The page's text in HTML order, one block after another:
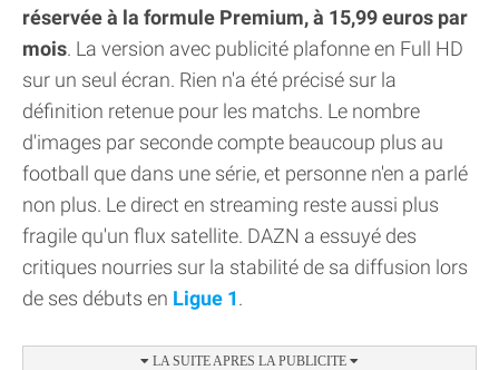
réservée à la formule Premium, à 15,99 euros par
mois. La version avec publicité plafonne en Full HD
sur un seul écran. Rien n'a été précisé sur la
définition retenue pour les matchs. Le nombre
d'images par seconde compte beaucoup plus au
football que dans une série, et personne n'en a parlé
non plus. Le direct en streaming reste aussi plus
fragile qu'un flux satellite. DAZN a essuyé des
critiques nourries sur la stabilité de sa diffusion lors
de ses débuts en Ligue 1.